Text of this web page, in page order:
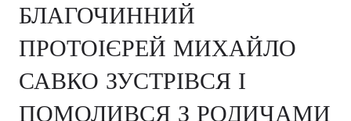
БЛАГОЧИННИЙ
ПРОТОІЄРЕЙ МИХАЙЛО
САВКО ЗУСТРІВСЯ І
ПОМОЛИВСЯ З РОДИЧАМИ